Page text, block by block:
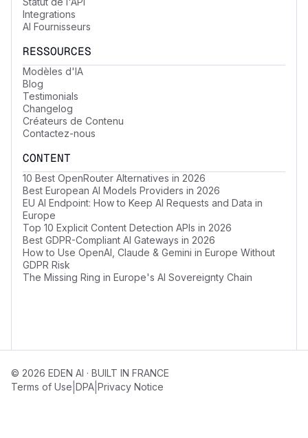
Integrations
AI Fournisseurs
RESSOURCES
Modèles d'IA
Blog
Testimonials
Changelog
Créateurs de Contenu
Contactez-nous
CONTENT
10 Best OpenRouter Alternatives in 2026
Best European AI Models Providers in 2026
EU AI Endpoint: How to Keep AI Requests and Data in
Europe
Top 10 Explicit Content Detection APIs in 2026
Best GDPR-Compliant AI Gateways in 2026
How to Use OpenAI, Claude & Gemini in Europe Without
GDPR Risk
The Missing Ring in Europe's AI Sovereignty Chain
© 2026 EDEN AI · BUILT IN FRANCE
Terms of Use DPA Privacy Notice